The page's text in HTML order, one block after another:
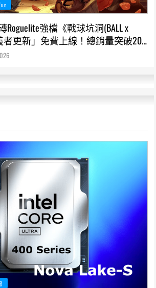
Roguelite強檔《戰球坑洞(BALL x
者更新」免費上線！總銷量突破200
折熱銷中